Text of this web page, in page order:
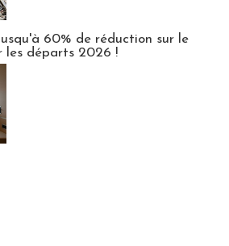
60% de réduction sur le
les départs 2026 !